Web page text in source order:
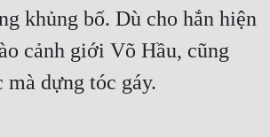
khủng bố. Dù cho hắn hiện
cảnh giới Võ Hầu, cũng
dựng tóc gáy.